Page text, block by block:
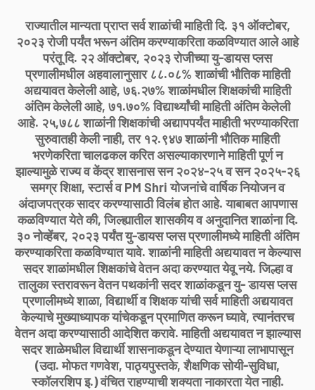
राज्यातील मान्यता प्राप्त सर्व शाळांची माहिती दि. ३१ ऑक्टोबर,
२०२३ रोजी पर्यंत भरून अंतिम करण्याकरिता कळविण्यात आले आहे
परंतू दि. २२ ऑक्टोबर, २०२३ रोजीच्या यु-डायस प्लस
प्रणालीमधील अहवालानुसार ८८.०८% शाळांची भौतिक माहिती
अद्ययावत केलेली आहे, ७६.२७% शाळांमधील शिक्षकांची माहिती
अंतिम केलेली आहे, ७१.७०% विद्यार्थ्यांची माहिती अंतिम केलेली
आहे. २५,७८८ शाळांनी शिक्षकांची अद्यापपर्यंत माहीती भरण्याकरिता
सुरुवातही केली नाही, तर १२.९४७ शाळांनी भौतिक माहिती
भरणेकरिता चालढकल करित असल्याकारणाने माहिती पूर्ण न
झाल्यामुळे राज्य व केंद्र शासनास सन २०२४-२५ व सन २०२५-२६
समग्र शिक्षा, स्टार्स व PM Shri योजनांचे वार्षिक नियोजन व
अंदाजपत्रक सादर करण्यासाठी विलंब होत आहे. याबाबत आपणास
कळविण्यात येते की, जिल्ह्यातील शासकीय व अनुदानित शाळांना दि.
३० नोव्हेंबर, २०२३ पर्यंत यु-डायस प्लस प्रणालीमध्ये माहिती अंतिम
करण्याकरिता कळविण्यात यावे. शाळांनी माहिती अद्ययावत न केल्यास
सदर शाळांमधील शिक्षकांचे वेतन अदा करण्यात येवू नये. जिल्हा व
तालुका स्तरावरून वेतन पथकांनी सदर शाळांकडून यु- डायस प्लस
प्रणालीमध्ये शाळा, विद्यार्थी व शिक्षक यांची सर्व माहिती अद्ययावत
केल्याचे मुख्याध्यापक यांचेकडून प्रमाणित करून घ्यावे, त्यानंतरच
वेतन अदा करण्यासाठी आदेशित करावे. माहिती अद्ययावत न झाल्यास
सदर शाळेमधील विद्यार्थी शासनाकडून देण्यात येणाऱ्या लाभापासून
(उदा. मोफत गणवेश, पाठ्यपुस्तके, शैक्षणिक सोयी-सुविधा,
स्कॉलरशिप इ.) वंचित राहण्याची शक्यता नाकारता येत नाही.